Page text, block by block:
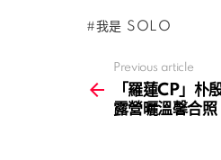
我是 SOLO
more
Previous article
「羅蓮CP」朴
露營曬溫馨合照